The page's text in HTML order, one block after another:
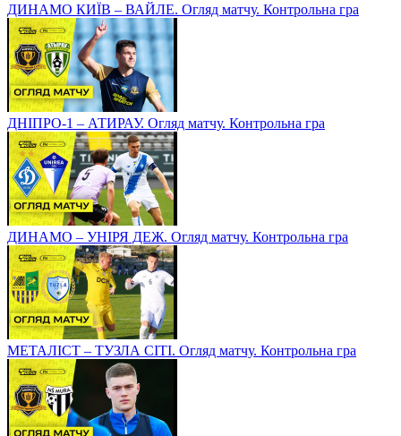
ДИНАМО КИЇВ – ВАЙЛЕ. Огляд матчу. Контрольна гра
ДНІПРО-1 – АТИРАУ. Огляд матчу. Контрольна гра
ДИНАМО – УНІРЯ ДЕЖ. Огляд матчу. Контрольна гра
МЕТАЛІСТ – ТУЗЛА СІТІ. Огляд матчу. Контрольна гра